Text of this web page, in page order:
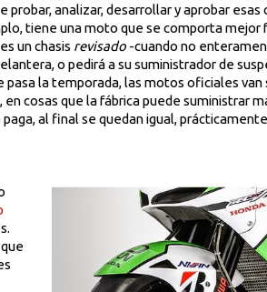
probar, analizar, desarrollar y aprobar esas
tiene una moto que se comporta mejor
un chasis revisado -cuando no
o pedirá a su suministrador de
la temporada, las motos oficiales
cosas que la fábrica puede suministrar
al final se quedan igual,